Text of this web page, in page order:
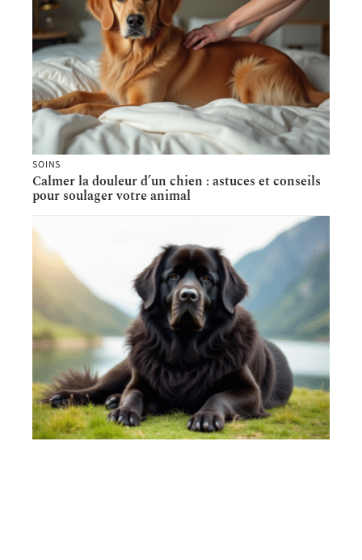
SOINS
Calmer la douleur d’un chien : astuces et conseils
pour soulager votre animal